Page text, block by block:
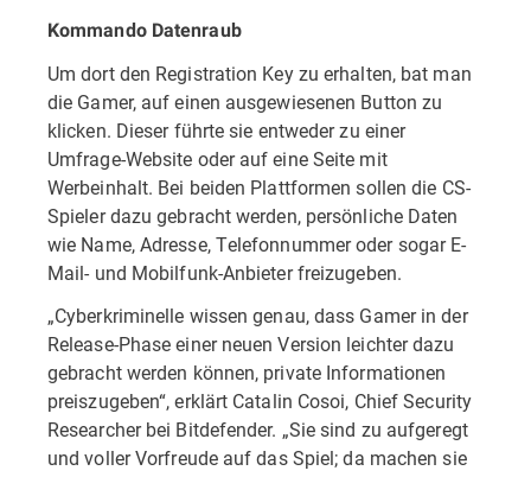
Kommando Datenraub
Um dort den Registration Key zu erhalten, bat man
die Gamer, auf einen ausgewiesenen Button zu
klicken. Dieser führte sie entweder zu einer
Umfrage-Website oder auf eine Seite mit
Werbeinhalt. Bei beiden Plattformen sollen die CS-
Spieler dazu gebracht werden, persönliche Daten
wie Name, Adresse, Telefonnummer oder sogar E-
Mail- und Mobilfunk-Anbieter freizugeben.
„Cyberkriminelle wissen genau, dass Gamer in der
Release-Phase einer neuen Version leichter dazu
gebracht werden können, private Informationen
preiszugeben“, erklärt Catalin Cosoi, Chief Security
Researcher bei Bitdefender. „Sie sind zu aufgeregt
und voller Vorfreude auf das Spiel; da machen sie